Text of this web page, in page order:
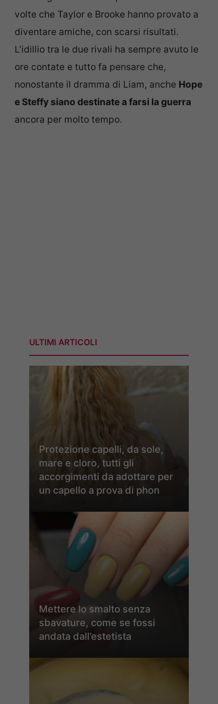
volte che Taylor e Brooke hanno provato a
diventare amiche, con scarsi risultati.
L’idillio tra le due rivali ha sempre avuto le
ore contate e tutto fa pensare che,
nonostante il dramma di Liam, anche Hope
e Steffy siano destinate a farsi la guerra
ancora per molto tempo.
ULTIMI ARTICOLI
Protezione capelli, da sole,
mare e cloro, tutti gli
accorgimenti da adottare per
un capello a prova di phon
Mettere lo smalto senza
sbavature, come se fossi
andata dall’estetista